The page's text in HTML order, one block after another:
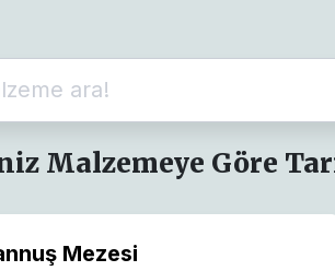
Malzemeye Göre
Mezesi